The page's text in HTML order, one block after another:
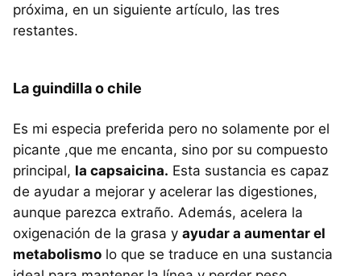
próxima, en un siguiente artículo, las tres
restantes.
La guindilla o chile
Es mi especia preferida pero no solamente por el
picante ,que me encanta, sino por su compuesto
principal, la capsaicina. Esta sustancia es capaz
de ayudar a mejorar y acelerar las digestiones,
aunque parezca extraño. Además, acelera la
oxigenación de la grasa y ayudar a aumentar el
metabolismo lo que se traduce en una sustancia